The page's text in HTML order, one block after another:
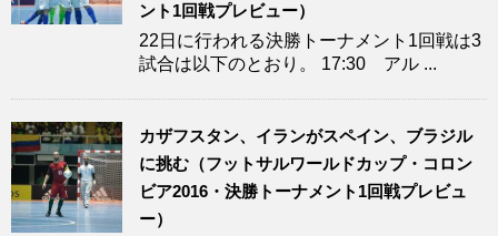
ント1回戦プレビュー）
22日に行われる決勝トーナメント1回戦は3
試合は以下のとおり。 17:30 アル ...
カザフスタン、イランがスペイン、ブラジル
に挑む（フットサルワールドカップ・コロン
ビア2016・決勝トーナメント1回戦プレビュ
ー）